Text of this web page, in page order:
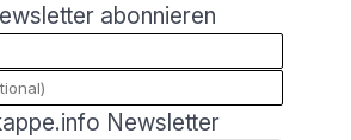
abonnieren
Newsletter